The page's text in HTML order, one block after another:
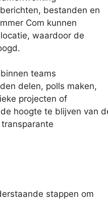
bestanden en
Com kunnen
waardoor de
teams
delen, polls maken,
projecten of
hoogte te blijven van
stappen om